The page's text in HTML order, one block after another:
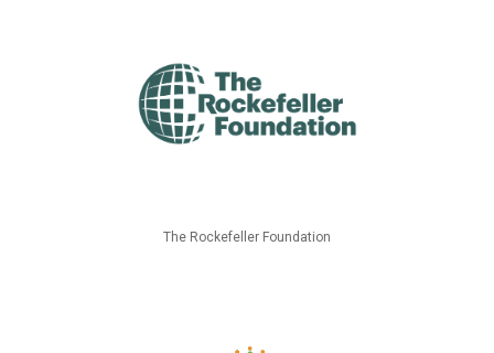
The Rockefeller Foundation